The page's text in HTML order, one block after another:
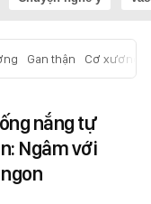
Gan thận Cơ xương
nắng tự
Ngâm với